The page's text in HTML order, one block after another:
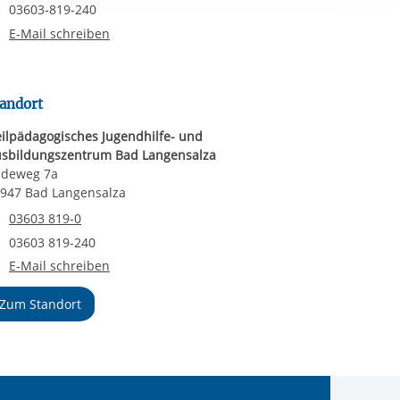
setzen wir
Faxnummer
03603-819-240
E-Mail schreiben
Jugendhilfe- und
Bad Langensalza
7a
Bad Langensalza
Telefonnummer
03603 819-0
Faxnummer
03603 819-240
E-Mail an Heilpädagogisches Jugendhilfe- und
E-Mail schreiben
Zum Standort